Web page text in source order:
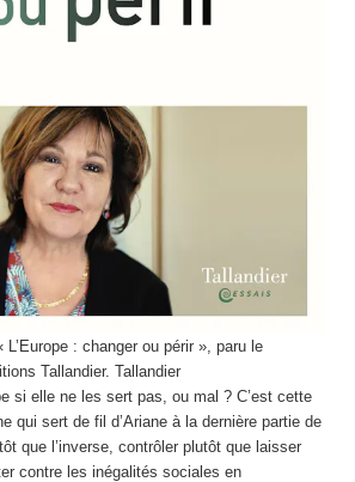
: changer ou périr », paru le
Tallandier. Tallandier
si elle ne les sert pas, ou mal ? C’est cette
qui sert de fil d’Ariane à la dernière partie de
que l’inverse, contrôler plutôt que laisser
contre les inégalités sociales en